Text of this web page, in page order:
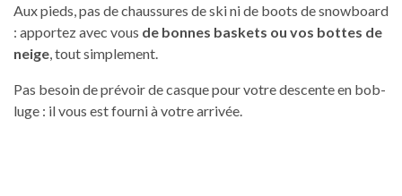
Aux pieds, pas de chaussures de ski ni de boots de snowboard
: apportez avec vous de bonnes baskets ou vos bottes de
neige , tout simplement.
Pas besoin de prévoir de casque pour votre descente en bob-
luge : il vous est fourni à votre arrivée.